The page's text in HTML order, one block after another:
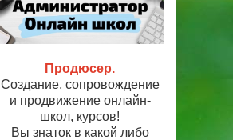
Продюсер.
Создание, сопровождение
и продвижение онлайн-
школ, курсов!
Вы знаток в какой либо